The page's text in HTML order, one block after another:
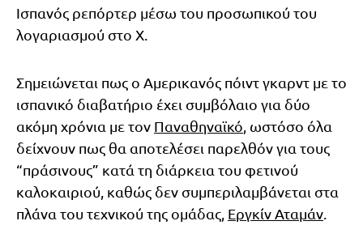
Ισπανός ρεπόρτερ μέσω του προσωπικού του
λογαριασμού στο Χ.
Σημειώνεται πως ο Αμερικανός πόιντ γκαρντ με το
ισπανικό διαβατήριο έχει συμβόλαιο για δύο
ακόμη χρόνια με τον Παναθηναϊκό , ωστόσο όλα
δείχνουν πως θα αποτελέσει παρελθόν για τους
“πράσινους” κατά τη διάρκεια του φετινού
καλοκαιριού, καθώς δεν συμπεριλαμβάνεται στα
πλάνα του τεχνικού της ομάδας, Εργκίν Αταμάν